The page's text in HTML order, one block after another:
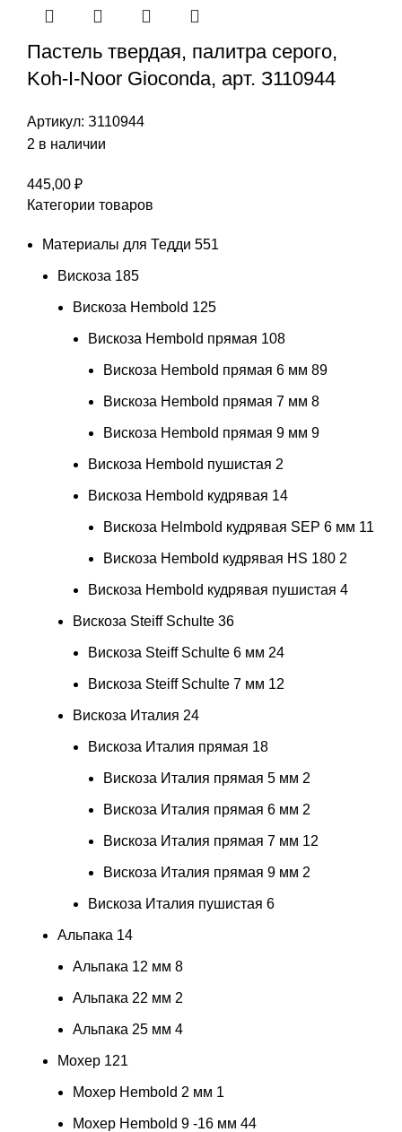
276,00 ₽.
Пастель твердая, палитра серого,
Koh-I-Noor Gioconda, арт. З110944
Артикул: З110944
2 в наличии
445,00 ₽
Категории товаров
Материалы для Тедди 551
Вискоза 185
Вискоза Hembold 125
Вискоза Hembold прямая 108
Вискоза Hembold прямая 6 мм 89
Вискоза Hembold прямая 7 мм 8
Вискоза Hembold прямая 9 мм 9
Вискоза Hembold пушистая 2
Вискоза Hembold кудрявая 14
Вискоза Helmbold кудрявая SEP 6 мм 11
Вискоза Hembold кудрявая HS 180 2
Вискоза Hembold кудрявая пушистая 4
Вискоза Steiff Schulte 36
Вискоза Steiff Schulte 6 мм 24
Вискоза Steiff Schulte 7 мм 12
Вискоза Италия 24
Вискоза Италия прямая 18
Вискоза Италия прямая 5 мм 2
Вискоза Италия прямая 6 мм 2
Вискоза Италия прямая 7 мм 12
Вискоза Италия прямая 9 мм 2
Вискоза Италия пушистая 6
Альпака 14
Альпака 12 мм 8
Альпака 22 мм 2
Альпака 25 мм 4
Мохер 121
Мохер Hembold 2 мм 1
Мохер Hembold 9 -16 мм 44